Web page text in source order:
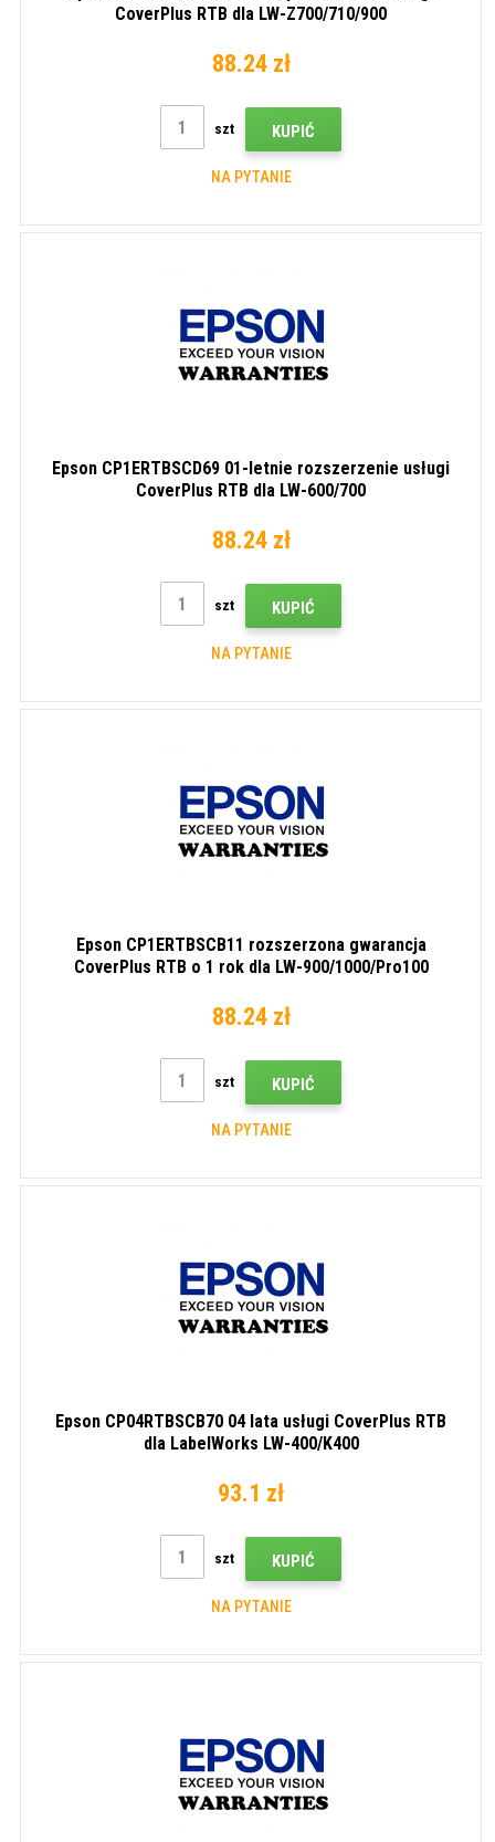
CoverPlus RTB dla LW-Z700/710/900
88.24 zł
szt KUPIĆ
NA PYTANIE
Epson CP1ERTBSCD69 01-letnie rozszerzenie usługi
CoverPlus RTB dla LW-600/700
88.24 zł
szt KUPIĆ
NA PYTANIE
Epson CP1ERTBSCB11 rozszerzona gwarancja
CoverPlus RTB o 1 rok dla LW-900/1000/Pro100
88.24 zł
szt KUPIĆ
NA PYTANIE
Epson CP04RTBSCB70 04 lata usługi CoverPlus RTB
dla LabelWorks LW-400/K400
93.1 zł
szt KUPIĆ
NA PYTANIE